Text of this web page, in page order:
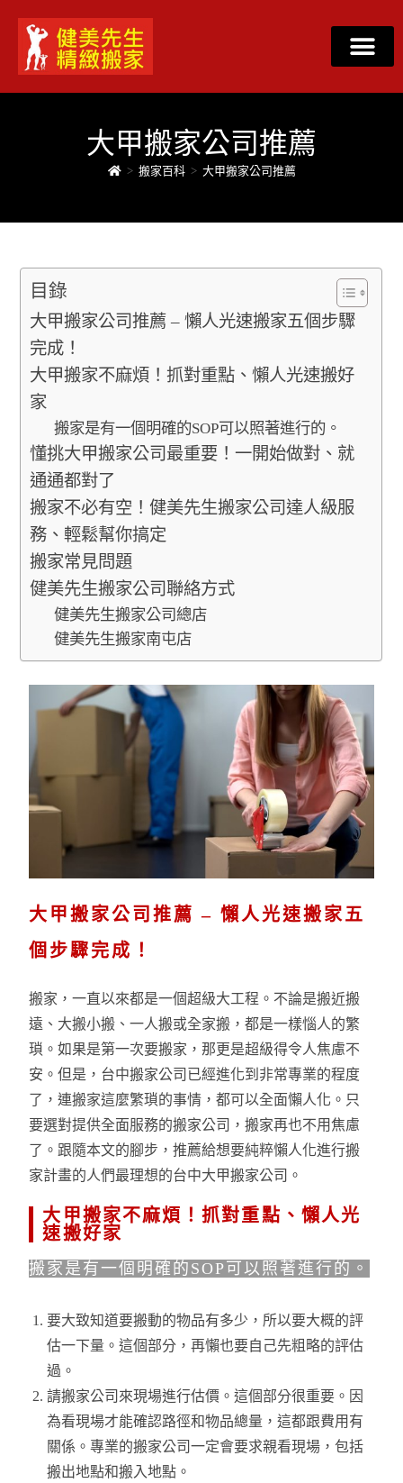
大甲搬家公司推薦
> 搬家百科 > 大甲搬家公司推薦
目錄
大甲搬家公司推薦 – 懶人光速搬家五個步驟
完成！
大甲搬家不麻煩！抓對重點、懶人光速搬好
家
搬家是有一個明確的SOP可以照著進行的。
懂挑大甲搬家公司最重要！一開始做對、就
通通都對了
搬家不必有空！健美先生搬家公司達人級服
務、輕鬆幫你搞定
搬家常見問題
健美先生搬家公司聯絡方式
健美先生搬家公司總店
健美先生搬家南屯店
大甲搬家公司推薦 – 懶人光速搬家五
個步驟完成！
搬家，一直以來都是一個超級大工程。不論是搬近搬
遠、大搬小搬、一人搬或全家搬，都是一樣惱人的繁
瑣。如果是第一次要搬家，那更是超級得令人焦慮不
安。但是，台中搬家公司已經進化到非常專業的程度
了，連搬家這麼繁瑣的事情，都可以全面懶人化。只
要選對提供全面服務的搬家公司，搬家再也不用焦慮
了。跟隨本文的腳步，推薦給想要純粹懶人化進行搬
家計畫的人們最理想的台中大甲搬家公司。
大甲搬家不麻煩！抓對重點、懶人光
速搬好家
搬家是有一個明確的SOP可以照著進行的。
要大致知道要搬動的物品有多少，所以要大概的評
估一下量。這個部分，再懶也要自己先粗略的評估
過。
請搬家公司來現場進行估價。這個部分很重要。因
為看現場才能確認路徑和物品總量，這都跟費用有
關係。專業的搬家公司一定會要求親看現場，包括
搬出地點和搬入地點。